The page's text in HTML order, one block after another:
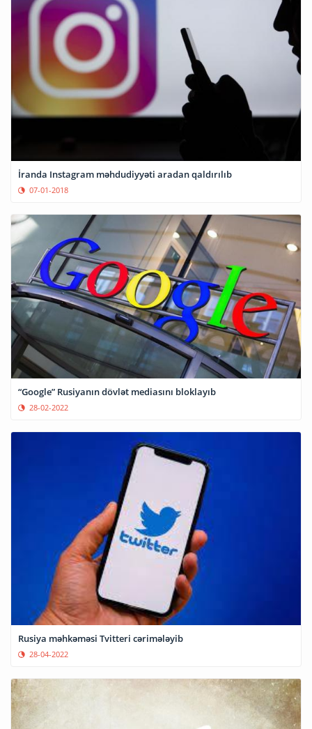
İranda Instagram məhdudiyyəti aradan qaldırılıb
07-01-2018
“Google” Rusiyanın dövlət mediasını bloklayıb
28-02-2022
Rusiya məhkəməsi Tvitteri cərimələyib
28-04-2022